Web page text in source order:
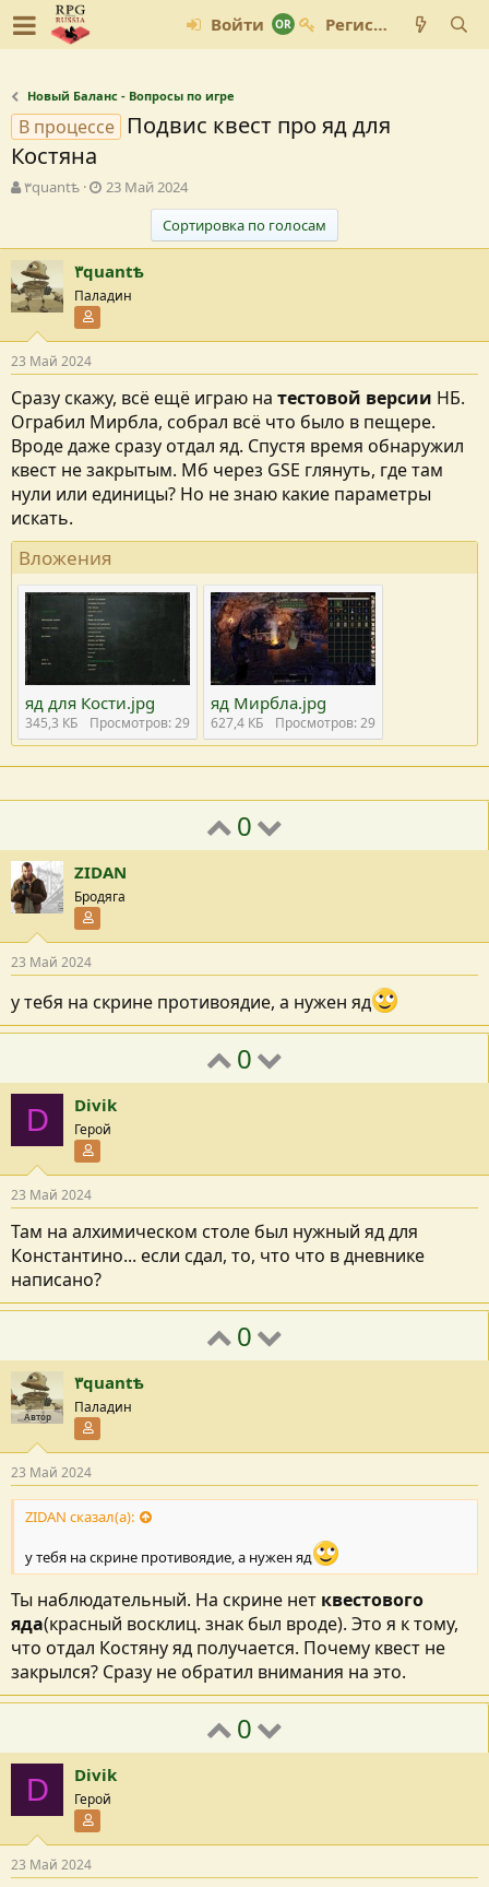
Войти Регистрация
Новый Баланс - Вопросы по игре
В процессе
Подвис квест про яд для
Костяна
А
о
р
т
е
ы
٣quantѣ
Д
а
с
о
з
а
я
23 Май 2024
Сортировка по голосам
٣quantѣ
Паладин
23 Май 2024
Сразу скажу, всё ещё играю на тестовой версии НБ.
Ограбил Мирбла, собрал всё что было в пещере.
Вроде даже сразу отдал яд. Спустя время обнаружил
квест не закрытым. Мб через GSE глянуть, где там
нули или единицы? Но не знаю какие параметры
искать.
Вложения
яд для Кости.jpg
345,3 КБ Просмотров: 29
яд Мирбла.jpg
627,4 КБ Просмотров: 29
0
ZIDAN
Бродяга
23 Май 2024
у тебя на скрине противоядие, а нужен яд
0
D Divik
Герой
23 Май 2024
Там на алхимическом столе был нужный яд для
Константино... если сдал, то, что что в дневнике
написано?
0
Автор
٣quantѣ
Паладин
23 Май 2024
ZIDAN сказал(а):
у тебя на скрине противоядие, а нужен яд
Ты наблюдательный. На скрине нет квестового
яда(красный восклиц. знак был вроде). Это я к тому,
что отдал Костяну яд получается. Почему квест не
закрылся? Сразу не обратил внимания на это.
0
D Divik
Герой
23 Май 2024